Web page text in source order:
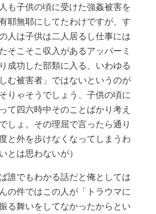
も子供の頃に受けた強姦被害を
耶無耶にしてたわけですが、す
人は子供は二人居るし仕事には
そこそこ収入があるアッパーミ
成功した部類に入る、いわゆる
む被害者」ではないというのが
りゃそうでしょう、子供の頃に
て四六時中そのことばかり考え
しょ。その理屈で言ったら通り
と外を歩けなくなってしまうわ
とは思わないが）
誰でもわかる話だと俺としては
の件ではこの人が「トラウマに
る舞いをしてなかったからとい